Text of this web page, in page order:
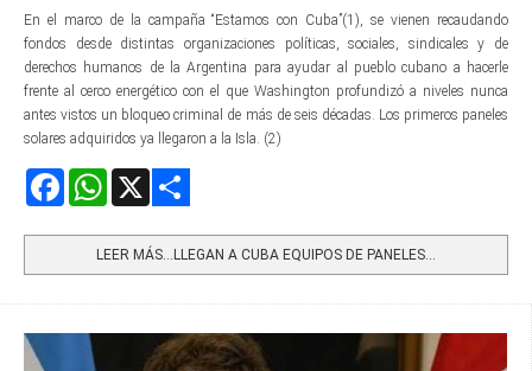
En el marco de la campaña “Estamos con Cuba”(1), se vienen recaudando
fondos desde distintas organizaciones políticas, sociales, sindicales y de
derechos humanos de la Argentina para ayudar al pueblo cubano a hacerle
frente al cerco energético con el que Washington profundizó a niveles nunca
antes vistos un bloqueo criminal de más de seis décadas. Los primeros paneles
solares adquiridos ya llegaron a la Isla. (2)
FacebookWhatsApp
LEER MÁS…LLEGAN A CUBA EQUIPOS DE PANELES...